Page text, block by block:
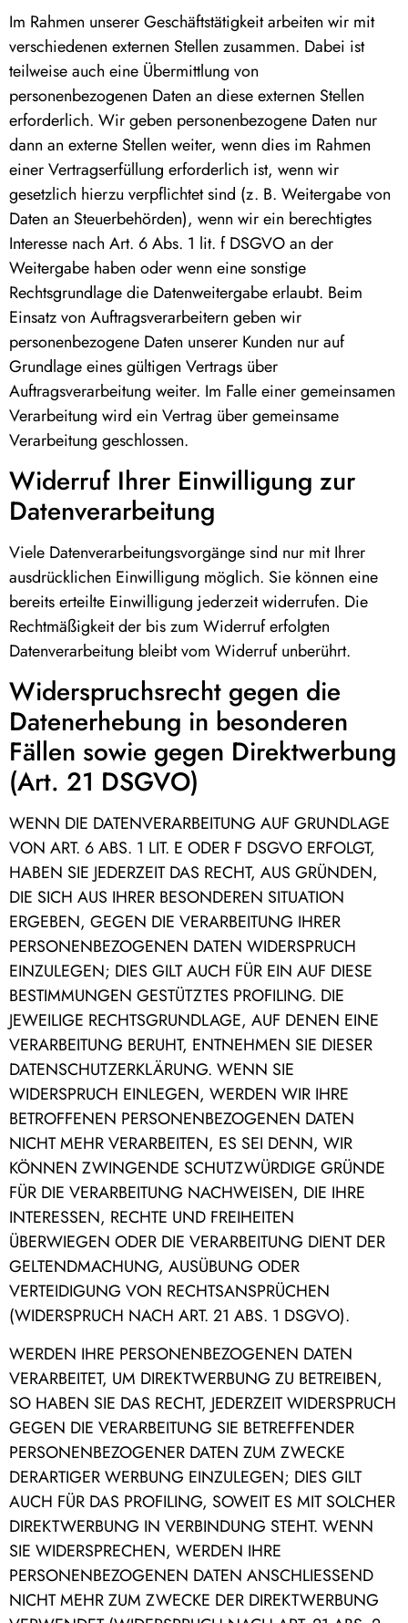
Im Rahmen unserer Geschäftstätigkeit arbeiten wir mit
verschiedenen externen Stellen zusammen. Dabei ist
teilweise auch eine Übermittlung von
personenbezogenen Daten an diese externen Stellen
erforderlich. Wir geben personenbezogene Daten nur
dann an externe Stellen weiter, wenn dies im Rahmen
einer Vertragserfüllung erforderlich ist, wenn wir
gesetzlich hierzu verpflichtet sind (z. B. Weitergabe von
Daten an Steuerbehörden), wenn wir ein berechtigtes
Interesse nach Art. 6 Abs. 1 lit. f DSGVO an der
Weitergabe haben oder wenn eine sonstige
Rechtsgrundlage die Datenweitergabe erlaubt. Beim
Einsatz von Auftragsverarbeitern geben wir
personenbezogene Daten unserer Kunden nur auf
Grundlage eines gültigen Vertrags über
Auftragsverarbeitung weiter. Im Falle einer gemeinsamen
Verarbeitung wird ein Vertrag über gemeinsame
Verarbeitung geschlossen.
Widerruf Ihrer Einwilligung zur
Datenverarbeitung
Viele Datenverarbeitungsvorgänge sind nur mit Ihrer
ausdrücklichen Einwilligung möglich. Sie können eine
bereits erteilte Einwilligung jederzeit widerrufen. Die
Rechtmäßigkeit der bis zum Widerruf erfolgten
Datenverarbeitung bleibt vom Widerruf unberührt.
Widerspruchsrecht gegen die
Datenerhebung in besonderen
Fällen sowie gegen Direktwerbung
(Art. 21 DSGVO)
WENN DIE DATENVERARBEITUNG AUF GRUNDLAGE
VON ART. 6 ABS. 1 LIT. E ODER F DSGVO ERFOLGT,
HABEN SIE JEDERZEIT DAS RECHT, AUS GRÜNDEN,
DIE SICH AUS IHRER BESONDEREN SITUATION
ERGEBEN, GEGEN DIE VERARBEITUNG IHRER
PERSONENBEZOGENEN DATEN WIDERSPRUCH
EINZULEGEN; DIES GILT AUCH FÜR EIN AUF DIESE
BESTIMMUNGEN GESTÜTZTES PROFILING. DIE
JEWEILIGE RECHTSGRUNDLAGE, AUF DENEN EINE
VERARBEITUNG BERUHT, ENTNEHMEN SIE DIESER
DATENSCHUTZERKLÄRUNG. WENN SIE
WIDERSPRUCH EINLEGEN, WERDEN WIR IHRE
BETROFFENEN PERSONENBEZOGENEN DATEN
NICHT MEHR VERARBEITEN, ES SEI DENN, WIR
KÖNNEN ZWINGENDE SCHUTZWÜRDIGE GRÜNDE
FÜR DIE VERARBEITUNG NACHWEISEN, DIE IHRE
INTERESSEN, RECHTE UND FREIHEITEN
ÜBERWIEGEN ODER DIE VERARBEITUNG DIENT DER
GELTENDMACHUNG, AUSÜBUNG ODER
VERTEIDIGUNG VON RECHTSANSPRÜCHEN
(WIDERSPRUCH NACH ART. 21 ABS. 1 DSGVO).
WERDEN IHRE PERSONENBEZOGENEN DATEN
VERARBEITET, UM DIREKTWERBUNG ZU BETREIBEN,
SO HABEN SIE DAS RECHT, JEDERZEIT WIDERSPRUCH
GEGEN DIE VERARBEITUNG SIE BETREFFENDER
PERSONENBEZOGENER DATEN ZUM ZWECKE
DERARTIGER WERBUNG EINZULEGEN; DIES GILT
AUCH FÜR DAS PROFILING, SOWEIT ES MIT SOLCHER
DIREKTWERBUNG IN VERBINDUNG STEHT. WENN
SIE WIDERSPRECHEN, WERDEN IHRE
PERSONENBEZOGENEN DATEN ANSCHLIESSEND
NICHT MEHR ZUM ZWECKE DER DIREKTWERBUNG